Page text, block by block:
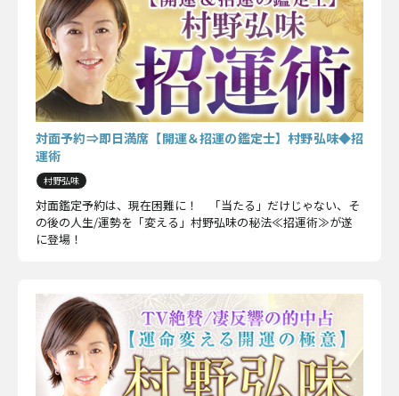
対面予約⇒即日満席【開運＆招運の鑑定士】村野弘味◆招
運術
村野弘味
対面鑑定予約は、現在困難に！ 「当たる」だけじゃない、そ
の後の人生/運勢を「変える」村野弘味の秘法≪招運術≫が遂
に登場！